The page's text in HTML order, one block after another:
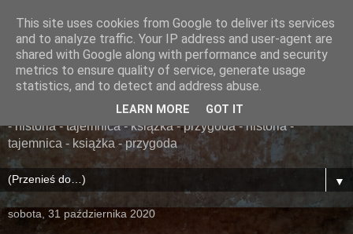
......... ZAPOMNIANA
BIBLIOTEKA ........
książka - przygoda - historia - tajemnica - książka - przygoda
- historia - tajemnica - książka - przygoda - historia -
tajemnica - książka - przygoda
▼
sobota, 31 października 2020
This site uses cookies from Google to deliver its services
and to analyze traffic. Your IP address and user-agent are
shared with Google along with performance and security
metrics to ensure quality of service, generate usage
statistics, and to detect and address abuse.
LEARN MORE GOT IT